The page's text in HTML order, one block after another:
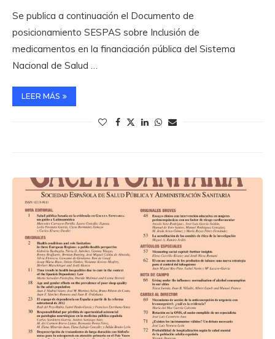
Se publica a continuación el Documento de
posicionamiento SESPAS sobre Inclusión de
medicamentos en la financiación pública del Sistema
Nacional de Salud …
LEER MÁS